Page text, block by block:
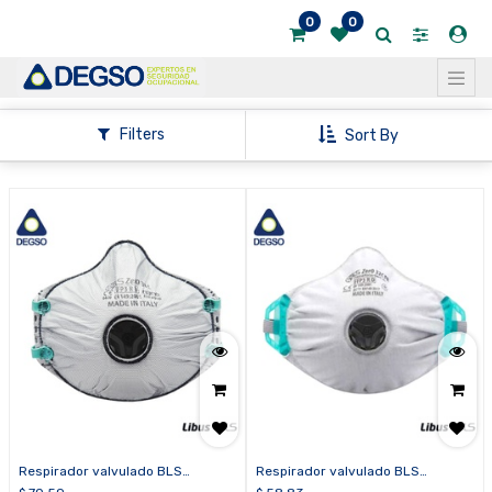
0 0
Filters Sort By
Mostrar
Respirador valvulado BLS
Respirador valvulado BLS